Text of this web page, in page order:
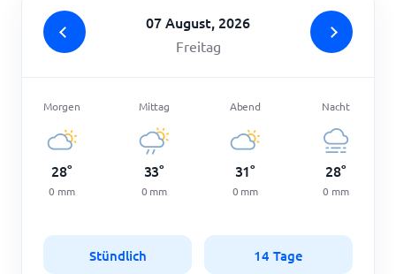
07 August, 2026
Freitag
Morgen
28°
0 mm
Mittag
33°
0 mm
Abend
31°
0 mm
Nacht
28°
0 mm
Stündlich 14 Tage